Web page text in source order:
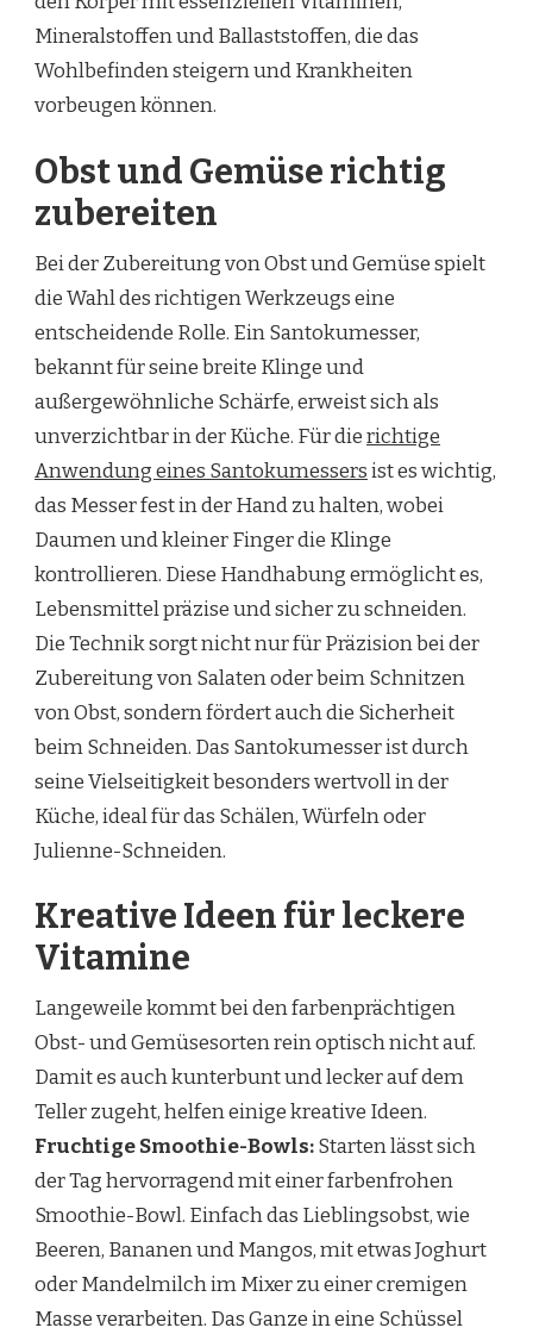
Mineralstoffen und Ballaststoffen, die das
Wohlbefinden steigern und Krankheiten
vorbeugen können.
Obst und Gemüse richtig
zubereiten
Bei der Zubereitung von Obst und Gemüse spielt
die Wahl des richtigen Werkzeugs eine
entscheidende Rolle. Ein Santokumesser,
bekannt für seine breite Klinge und
außergewöhnliche Schärfe, erweist sich als
unverzichtbar in der Küche. Für dierichtige
Anwendung eines Santokumessersist es wichtig,
das Messer fest in der Hand zu halten, wobei
Daumen und kleiner Finger die Klinge
kontrollieren. Diese Handhabung ermöglicht es,
Lebensmittel präzise und sicher zu schneiden.
Die Technik sorgt nicht nur für Präzision bei der
Zubereitung von Salaten oder beim Schnitzen
von Obst, sondern fördert auch die Sicherheit
beim Schneiden. Das Santokumesser ist durch
seine Vielseitigkeit besonders wertvoll in der
Küche, ideal für das Schälen, Würfeln oder
Julienne-Schneiden.
Kreative Ideen für leckere
Vitamine
Langeweile kommt bei den farbenprächtigen
Obst- und Gemüsesorten rein optisch nicht auf.
Damit es auch kunterbunt und lecker auf dem
Teller zugeht, helfen einige kreative Ideen.
Fruchtige Smoothie-Bowls:Starten lässt sich
der Tag hervorragend mit einer farbenfrohen
Smoothie-Bowl. Einfach das Lieblingsobst, wie
Beeren, Bananen und Mangos, mit etwas Joghurt
oder Mandelmilch im Mixer zu einer cremigen
Masse verarbeiten. Das Ganze in eine Schüssel